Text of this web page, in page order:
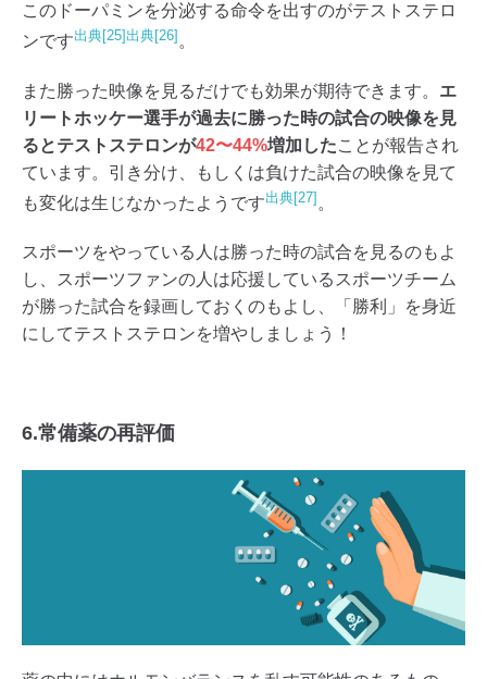
このドーパミンを分泌する命令を出すのがテストステロ
ンです出典[25]出典[26] 。
また勝った映像を見るだけでも効果が期待できます。 エ
リートホッケー選手が過去に勝った時の試合の映像を見
るとテストステロンが42〜44%増加したことが報告され
ています。引き分け、もしくは負けた試合の映像を見て
も変化は生じなかったようです出典[27] 。
スポーツをやっている人は勝った時の試合を見るのもよ
し、スポーツファンの人は応援しているスポーツチーム
が勝った試合を録画しておくのもよし、「勝利」を身近
にしてテストステロンを増やしましょう！
6.常備薬の再評価